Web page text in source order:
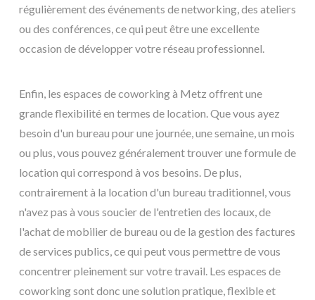
régulièrement des événements de networking, des ateliers
ou des conférences, ce qui peut être une excellente
occasion de développer votre réseau professionnel.
Enfin, les espaces de coworking à Metz offrent une
grande flexibilité en termes de location. Que vous ayez
besoin d'un bureau pour une journée, une semaine, un mois
ou plus, vous pouvez généralement trouver une formule de
location qui correspond à vos besoins. De plus,
contrairement à la location d'un bureau traditionnel, vous
n'avez pas à vous soucier de l'entretien des locaux, de
l'achat de mobilier de bureau ou de la gestion des factures
de services publics, ce qui peut vous permettre de vous
concentrer pleinement sur votre travail. Les espaces de
coworking sont donc une solution pratique, flexible et